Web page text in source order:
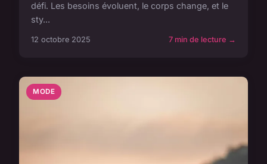
défi. Les besoins évoluent, le corps change, et le
sty...
12 octobre 2025 7 min de lecture →
MODE